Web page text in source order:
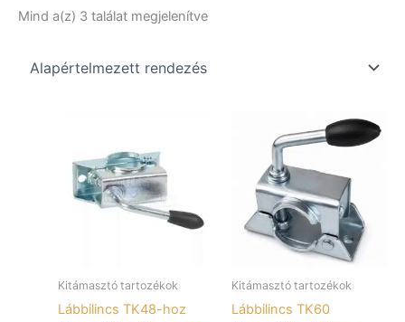
Mind a(z) 3 találat megjelenítve
Kitámasztó tartozékok
Lábbilincs TK48-hoz
Kitámasztó tartozékok
Lábbilincs TK60